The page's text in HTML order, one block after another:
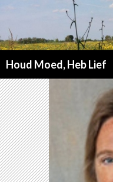
Houd Moed, Heb Lief
NAAR
INHOUD